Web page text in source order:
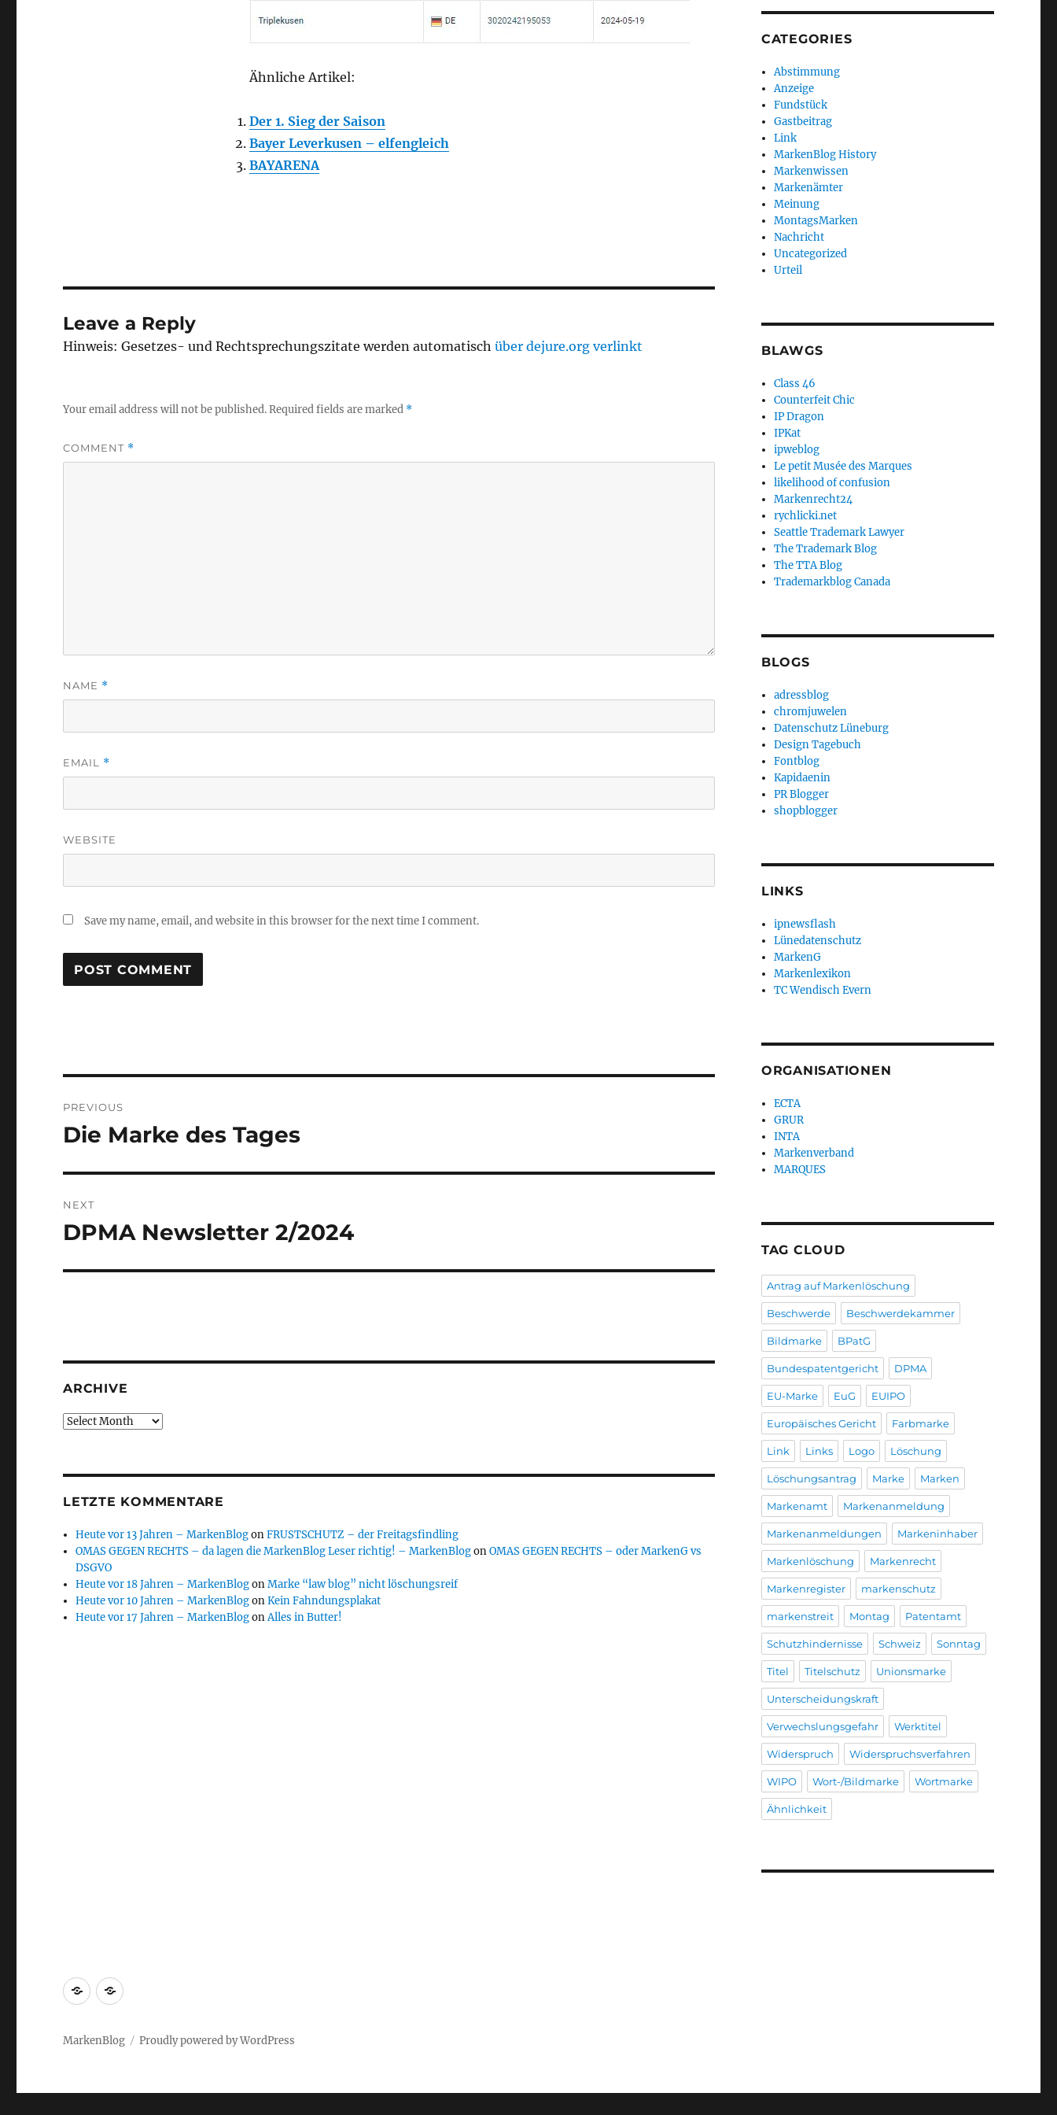
Ähnliche Artikel:
Der 1. Sieg der Saison
Bayer Leverkusen – elfengleich
BAYARENA
Leave a Reply
Hinweis: Gesetzes- und Rechtsprechungszitate werden automatischüber dejure.org verlinkt
Your email address will not be published.Required fields are marked *
COMMENT *
NAME *
EMAIL *
WEBSITE
Save my name, email, and website in this browser for the next time I comment.
navigation
PREVIOUS
Previous
Die Marke des Tages
NEXT
Next
DPMA Newsletter 2/2024
ARCHIVE
Archive
LETZTE KOMMENTARE
Heute vor 13 Jahren – MarkenBlogonFRUSTSCHUTZ – der Freitagsfindling
OMAS GEGEN RECHTS – da lagen die MarkenBlog Leser richtig! – MarkenBlogonOMAS GEGEN RECHTS – oder MarkenG vs
DSGVO
Heute vor 18 Jahren – MarkenBlogonMarke “law blog” nicht löschungsreif
Heute vor 10 Jahren – MarkenBlogonKein Fahndungsplakat
Heute vor 17 Jahren – MarkenBlogonAlles in Butter!
CATEGORIES
Abstimmung
Anzeige
Fundstück
Gastbeitrag
Link
MarkenBlog History
Markenwissen
Markenämter
Meinung
MontagsMarken
Nachricht
Uncategorized
Urteil
BLAWGS
Class 46
Counterfeit Chic
IP Dragon
IPKat
ipweblog
Le petit Musée des Marques
likelihood of confusion
Markenrecht24
rychlicki.net
Seattle Trademark Lawyer
The Trademark Blog
The TTA Blog
Trademarkblog Canada
BLOGS
adressblog
chromjuwelen
Datenschutz Lüneburg
Design Tagebuch
Fontblog
Kapidaenin
PR Blogger
shopblogger
LINKS
ipnewsflash
Lünedatenschutz
MarkenG
Markenlexikon
TC Wendisch Evern
ORGANISATIONEN
ECTA
GRUR
INTA
Markenverband
MARQUES
TAG CLOUD
Antrag auf Markenlöschung
Beschwerde Beschwerdekammer
Bildmarke BPatG
Bundespatentgericht DPMA
EU-Marke EuG EUIPO
Europäisches Gericht Farbmarke
Link Links Logo Löschung
Löschungsantrag Marke Marken
Markenamt Markenanmeldung
Markenanmeldungen Markeninhaber
Markenlöschung Markenrecht
Markenregister markenschutz
markenstreit Montag Patentamt
Schutzhindernisse Schweiz Sonntag
Titel Titelschutz Unionsmarke
Unterscheidungskraft
Verwechslungsgefahr Werktitel
Widerspruch Widerspruchsverfahren
WIPO Wort-/Bildmarke Wortmarke
Ähnlichkeit
Markenrecherche
Gastbeiträge
MarkenBlog Proudly powered by WordPress